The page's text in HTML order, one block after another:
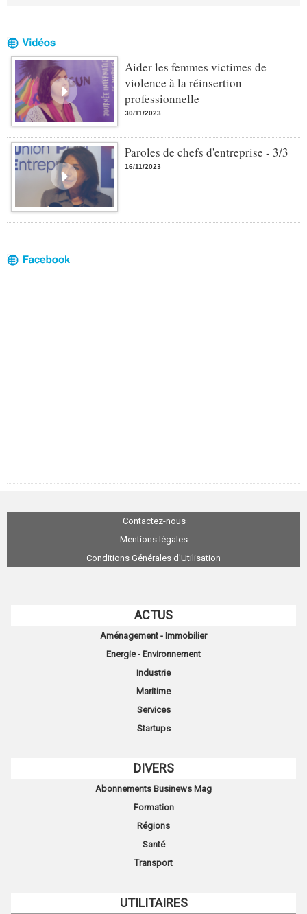
Aider les femmes victimes de
violence à la réinsertion
professionnelle
30/11/2023
Paroles de chefs d'entreprise - 3/3
16/11/2023
Contactez-nous
Mentions légales
Conditions Générales d'Utilisation
ACTUS
Aménagement - Immobilier
Energie - Environnement
Industrie
Maritime
Services
Startups
DIVERS
Abonnements Businews Mag
Formation
Régions
Santé
Transport
UTILITAIRES